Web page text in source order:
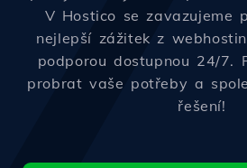
V Hostico se zavazujeme
nejlepší zážitek z
podporou dostupnou 24/7.
probrat vaše potřeby a
řešení!